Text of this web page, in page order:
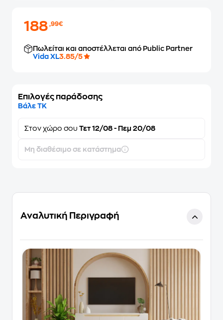
188,99€
Πωλείται και αποστέλλεται από Public Partner
Vida XL3.85/5
Επιλογές παράδοσης
Βάλε ΤΚ
Στον χώρο σου Τετ 12/08 - Πεμ 20/08
Μη διαθέσιμο σε κατάστημα
Αναλυτική Περιγραφή